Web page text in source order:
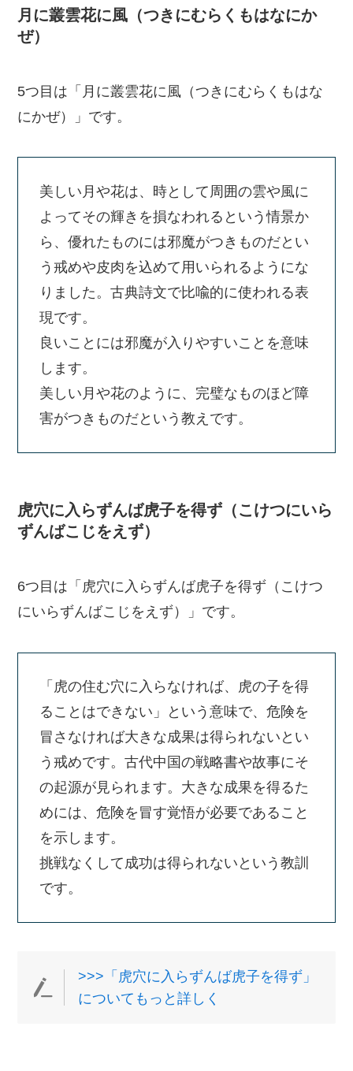
月に叢雲花に風（つきにむらくもはなにか
ぜ）
5つ目は「月に叢雲花に風（つきにむらくもはな
にかぜ）」です。
美しい月や花は、時として周囲の雲や風に
よってその輝きを損なわれるという情景か
ら、優れたものには邪魔がつきものだとい
う戒めや皮肉を込めて用いられるようにな
りました。古典詩文で比喩的に使われる表
現です。
良いことには邪魔が入りやすいことを意味
します。
美しい月や花のように、完璧なものほど障
害がつきものだという教えです。
虎穴に入らずんば虎子を得ず（こけつにいら
ずんばこじをえず）
6つ目は「虎穴に入らずんば虎子を得ず（こけつ
にいらずんばこじをえず）」です。
「虎の住む穴に入らなければ、虎の子を得
ることはできない」という意味で、危険を
冒さなければ大きな成果は得られないとい
う戒めです。古代中国の戦略書や故事にそ
の起源が見られます。大きな成果を得るた
めには、危険を冒す覚悟が必要であること
を示します。
挑戦なくして成功は得られないという教訓
です。
>>>「虎穴に入らずんば虎子を得ず」
についてもっと詳しく